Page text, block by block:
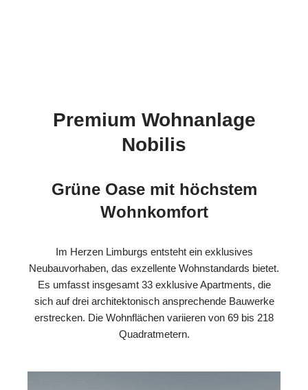
Premium Wohnanlage
Nobilis
Grüne Oase mit höchstem
Wohnkomfort
Im Herzen Limburgs entsteht ein exklusives
Neubauvorhaben, das exzellente Wohnstandards bietet.
Es umfasst insgesamt 33 exklusive Apartments, die
sich auf drei architektonisch ansprechende Bauwerke
erstrecken. Die Wohnflächen variieren von 69 bis 218
Quadratmetern.